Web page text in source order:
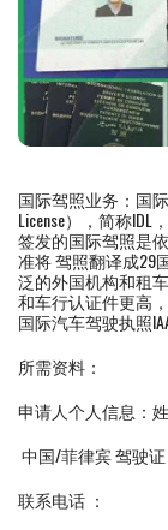
国际驾照业务：国际
License），简称IDL
签发的国际驾照是
准将 驾照翻译成29
泛的外国机构和租
和车行认证件更高
国际汽车驾驶执照
所需资料：
申请人个人信息：
中国/菲律宾 驾驶
联系电话 ：